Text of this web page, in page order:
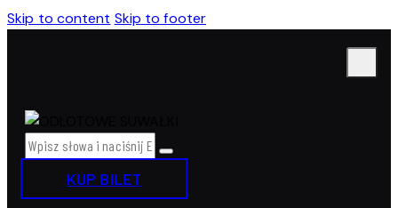
Skip to content Skip to footer
KUP BILET